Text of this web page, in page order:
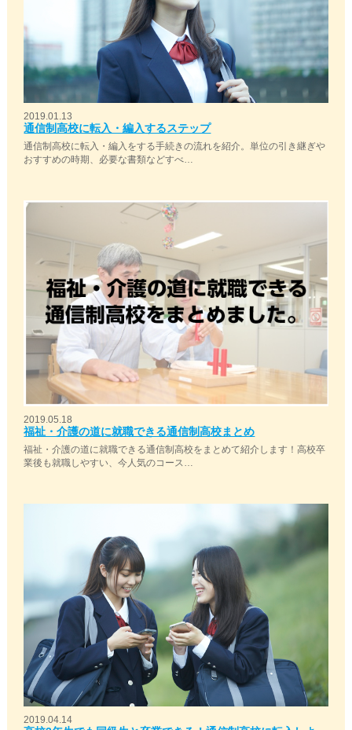
2019.01.13
通信制高校に転入・編入するステップ
通信制高校に転入・編入をする手続きの流れを紹介。単位の引き継ぎや
おすすめの時期、必要な書類などすべ…
2019.05.18
福祉・介護の道に就職できる通信制高校まとめ
福祉・介護の道に就職できる通信制高校をまとめて紹介します！高校卒
業後も就職しやすい、今人気のコース…
2019.04.14